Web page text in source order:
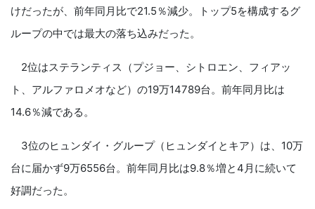
けだったが、前年同月比で21.5％減少。トップ5を構成するグ
ループの中では最大の落ち込みだった。
2位はステランティス（プジョー、シトロエン、フィアッ
ト、アルファロメオなど）の19万14789台。前年同月比は
14.6％減である。
3位のヒュンダイ・グループ（ヒュンダイとキア）は、10万
台に届かず9万6556台。前年同月比は9.8％増と4月に続いて
好調だった。